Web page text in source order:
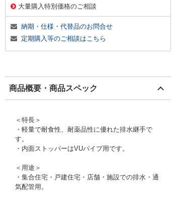
大量購入特別価格のご相談
納期・仕様・代替品のお問合せ
定期購入等のご相談はこちら
商品概要・商品スペック
＜特長＞
・軽量で耐食性、耐薬品性に優れた排水継手で
す。
・内面ストッパーはVUパイプ用です。
＜用途＞
・集合住宅・戸建住宅・店舗・施設での排水・通
気配管用。